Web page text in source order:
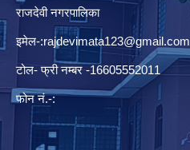
राजदेवी नगरपालिका
इमेल-:rajdevimata123@gmail.com
टोल- फ्री नम्बर -16605552011
फोन नं.-: